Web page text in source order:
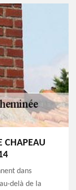
CHAPEAU
dans
delà de la